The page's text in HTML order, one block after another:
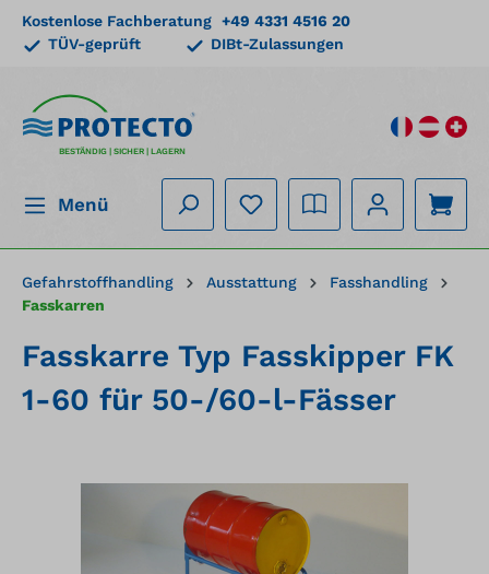
springen
Kostenlose Fachberatung +49 4331 4516 20
TÜV-geprüft
DIBt-Zulassungen
BESTÄNDIG | SICHER | LAGERN
Menü
Gefahrstoffhandling Ausstattung
Fasshandling
Fasskarren
Fasskarre Typ Fasskipper FK
1-60 für 50-/60-l-Fässer
Bildergalerie überspringen